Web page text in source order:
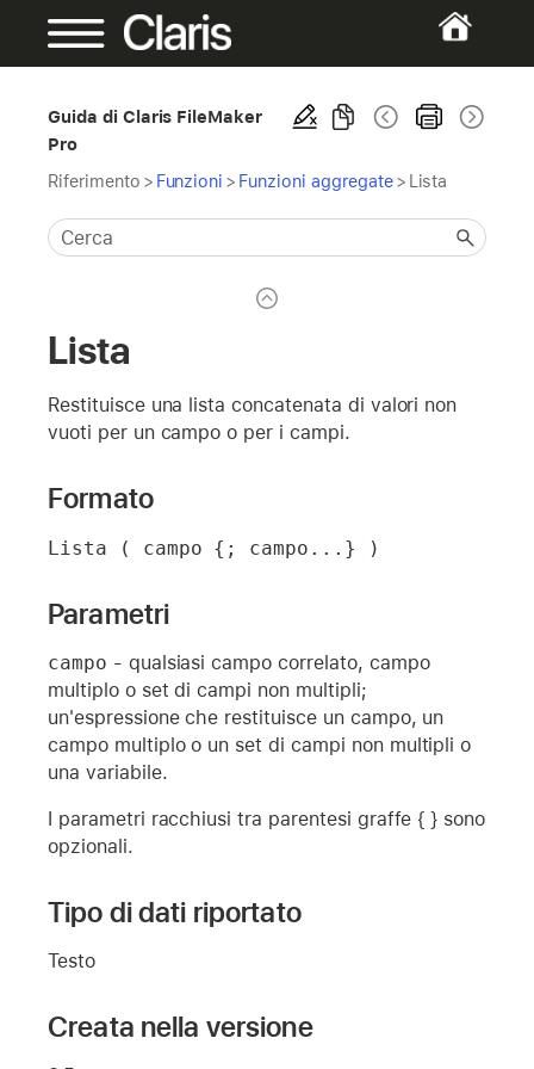
Guida di Claris FileMaker
Pro
Riferimento > Funzioni > Funzioni aggregate > Lista
Lista
Restituisce una lista concatenata di valori non
vuoti per un campo o per i campi.
Formato
Lista ( campo {; campo...} )
Parametri
campo - qualsiasi campo correlato, campo
multiplo o set di campi non multipli;
un'espressione che restituisce un campo, un
campo multiplo o un set di campi non multipli o
una variabile.
I parametri racchiusi tra parentesi graffe { } sono
opzionali.
Tipo di dati riportato
Testo
Creata nella versione